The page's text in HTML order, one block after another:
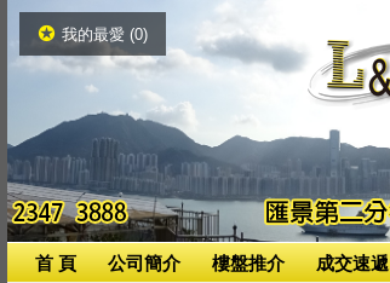
我的最愛 (0)
首 頁 公司簡介 樓盤推介 成交速遞